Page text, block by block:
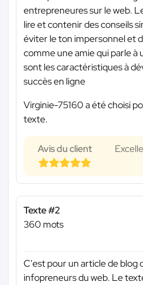
entrepreneures sur le web.
lire et contenir des conseils
éviter le ton impersonnel et
comme une amie qui parle à
sont les caractéristiques à
succès en ligne
Virginie-75160 a été choisi
texte.
Avis du client
Texte #2
360 mots
C'est pour un article de blog
infopreneurs du web. Le